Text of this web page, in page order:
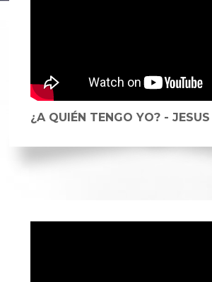
¿A QUIÉN TENGO YO? -